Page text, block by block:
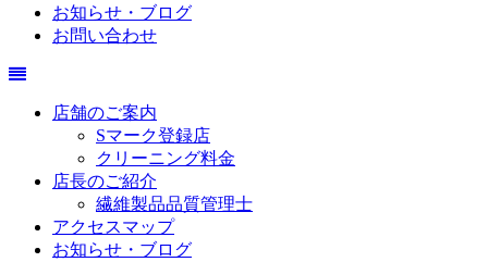
お知らせ・ブログ
お問い合わせ
店舗のご案内
Sマーク登録店
クリーニング料金
店長のご紹介
繊維製品品質管理士
アクセスマップ
お知らせ・ブログ